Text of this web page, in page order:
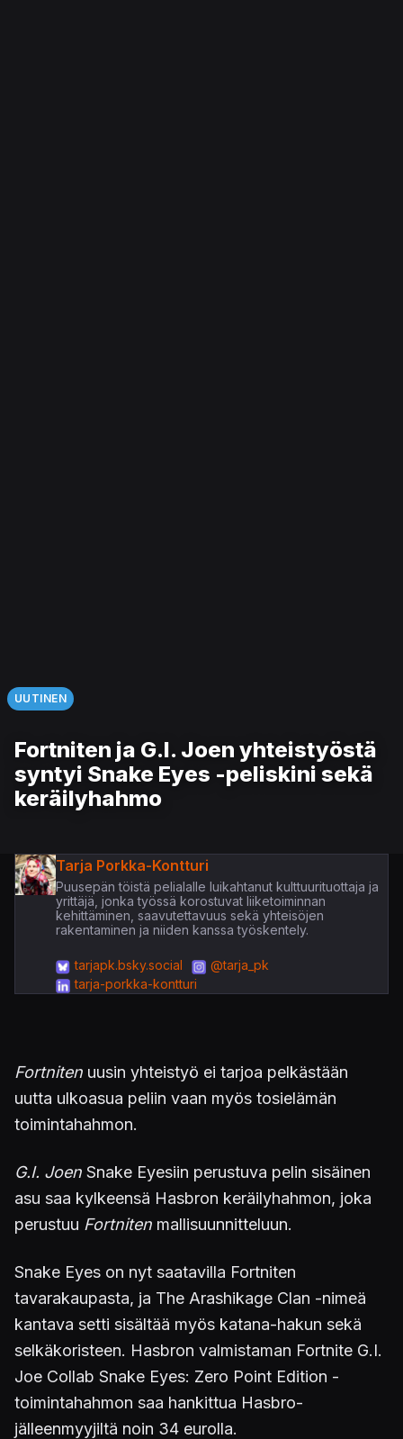
UUTINEN
Fortniten ja G.I. Joen yhteistyöstä
syntyi Snake Eyes -peliskini sekä
keräilyhahmo
Tarja Porkka-Kontturi
Puusepän töistä pelialalle luikahtanut kulttuurituottaja ja
yrittäjä, jonka työssä korostuvat liiketoiminnan
kehittäminen, saavutettavuus sekä yhteisöjen
rakentaminen ja niiden kanssa työskentely.
tarjapk.bsky.social
@tarja_pk
tarja-porkka-kontturi
Fortniten uusin yhteistyö ei tarjoa pelkästään
uutta ulkoasua peliin vaan myös tosielämän
toimintahahmon.
G.I. Joen Snake Eyesiin perustuva pelin sisäinen
asu saa kylkeensä Hasbron keräilyhahmon, joka
perustuu Fortniten mallisuunnitteluun.
Snake Eyes on nyt saatavilla Fortniten
tavarakaupasta, ja The Arashikage Clan -nimeä
kantava setti sisältää myös katana-hakun sekä
selkäkoristeen. Hasbron valmistaman Fortnite G.I.
Joe Collab Snake Eyes: Zero Point Edition -
toimintahahmon saa hankittua Hasbro-
jälleenmyyjiltä noin 34 eurolla.